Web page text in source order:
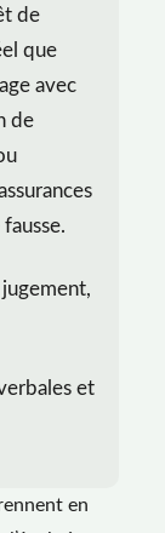
de
que
avec
de
et
en